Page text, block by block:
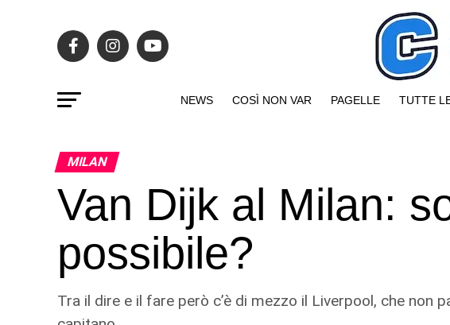
NEWS COSÌ NON VAR PAGELLE TUTTE
MILAN
Van Dijk al Milan:
possibile?
Tra il dire e il fare però c’è di mezzo il Liverpool, che non